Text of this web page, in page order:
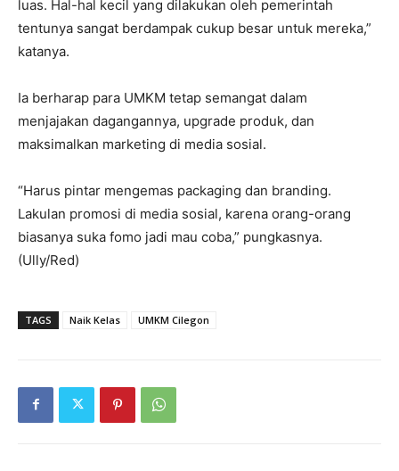
luas. Hal-hal kecil yang dilakukan oleh pemerintah
tentunya sangat berdampak cukup besar untuk mereka,”
katanya.
Ia berharap para UMKM tetap semangat dalam
menjajakan dagangannya, upgrade produk, dan
maksimalkan marketing di media sosial.
“Harus pintar mengemas packaging dan branding.
Lakulan promosi di media sosial, karena orang-orang
biasanya suka fomo jadi mau coba,” pungkasnya.
(Ully/Red)
TAGS Naik Kelas UMKM Cilegon